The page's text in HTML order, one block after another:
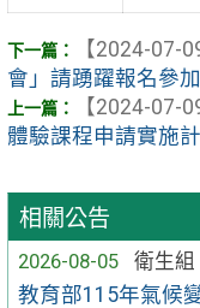
相關公告
2026-08-05
衛生組
教育部115年氣候
【2024-07-
會」請踴躍報名參加
【2024-07-
體驗課程申請實施